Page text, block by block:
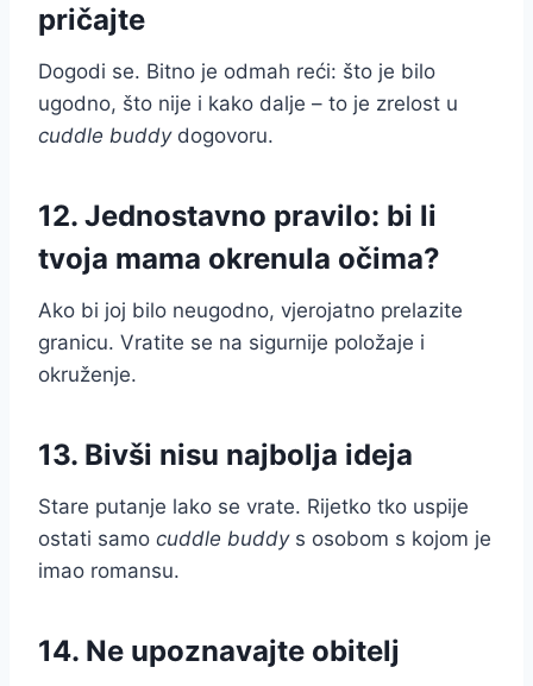
pričajte
Dogodi se. Bitno je odmah reći: što je bilo
ugodno, što nije i kako dalje – to je zrelost u
cuddle buddydogovoru.
12. Jednostavno pravilo: bi li
tvoja mama okrenula očima?
Ako bi joj bilo neugodno, vjerojatno prelazite
granicu. Vratite se na sigurnije položaje i
okruženje.
13. Bivši nisu najbolja ideja
Stare putanje lako se vrate. Rijetko tko uspije
ostati samo cuddle buddys osobom s kojom je
imao romansu.
14. Ne upoznavajte obitelj